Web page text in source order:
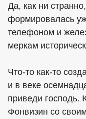
Да, как ни
формировалась
телефоном и
меркам
Что-то как-то
и в веке
приведи господь.
Фонвизин со